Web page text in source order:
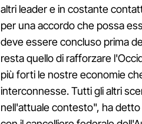
altri leader e in costante
per una accordo che possa
deve essere concluso prima
resta quello di rafforzare
più forti le nostre economie
interconnesse. Tutti gli altri
nell'attuale contesto", ha